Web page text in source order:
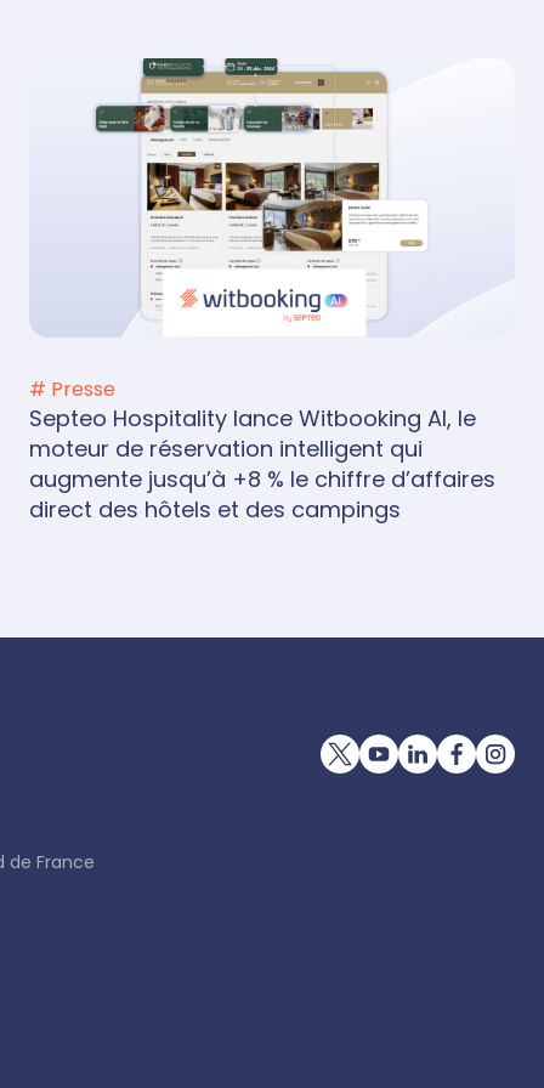
# Presse
Septeo Hospitality lance Witbooking AI, le
moteur de réservation intelligent qui
augmente jusqu’à +8 % le chiffre d’affaires
direct des hôtels et des campings
de France